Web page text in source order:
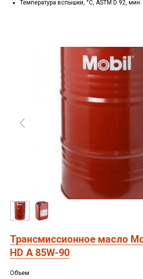
Температура вспышки, °C, ASTM D 92, мин:
Трансмиссионное масло
HD A 85W-90
Объем